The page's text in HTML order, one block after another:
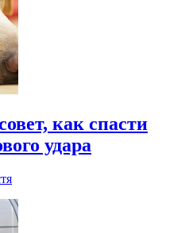
как спасти
удара